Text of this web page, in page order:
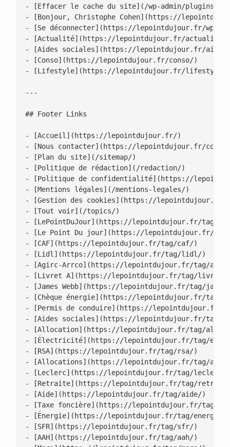
- [Effacer le cache du site](/wp-admin/
- [Bonjour, Christophe Cohen](https://
- [Se déconnecter](https://lepointdujour.fr/wp-
- [Actualité](https://lepointdujour.fr/actualite/)
- [Aides sociales](https://lepointdujour.fr/
- [Conso](https://lepointdujour.fr/conso/)
- [Lifestyle](https://lepointdujour.fr/lifestyle/)
---
## Footer Links
- [Accueil](https://lepointdujour.fr/)
- [Nous contacter](https://lepointdujour.fr/
- [Plan du site](/sitemap/)
- [Politique de rédaction](/redaction/)
- [Politique de confidentialité](https://
- [Mentions légales](/mentions-legales/)
- [Gestion des cookies](https://lepointdujour.fr/
- [Tout voir](/topics/)
- [LePointDuJour](https://lepointdujour.fr/tag/
- [Le Point Du jour](https://lepointdujour.fr/
- [CAF](https://lepointdujour.fr/tag/caf/)
- [Lidl](https://lepointdujour.fr/tag/lidl/)
- [Agirc-Arrco](https://lepointdujour.fr/tag/
- [Livret A](https://lepointdujour.fr/tag/livret-
- [James Webb](https://lepointdujour.fr/tag/james-
- [Chèque énergie](https://lepointdujour.fr/tag/
- [Permis de conduire](https://lepointdujour.fr/
- [Aides sociales](https://lepointdujour.fr/tag/
- [Allocation](https://lepointdujour.fr/tag/
- [Électricité](https://lepointdujour.fr/tag/
- [RSA](https://lepointdujour.fr/tag/rsa/)
- [Allocations](https://lepointdujour.fr/tag/
- [Leclerc](https://lepointdujour.fr/tag/leclerc/)
- [Retraite](https://lepointdujour.fr/tag/
- [Aide](https://lepointdujour.fr/tag/aide/)
- [Taxe foncière](https://lepointdujour.fr/tag/
- [Énergie](https://lepointdujour.fr/tag/energie/)
- [SFR](https://lepointdujour.fr/tag/sfr/)
- [AAH](https://lepointdujour.fr/tag/aah/)